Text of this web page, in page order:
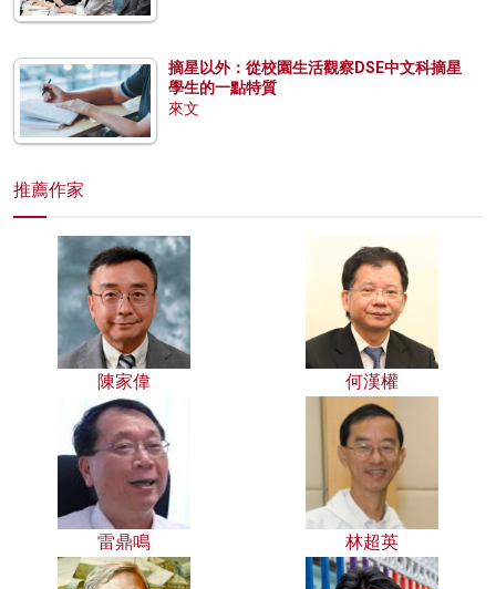
摘星以外：從校園生活觀察DSE中文科摘星
學生的一點特質
來文
推薦作家
陳家偉 何漢權
雷鼎鳴 林超英